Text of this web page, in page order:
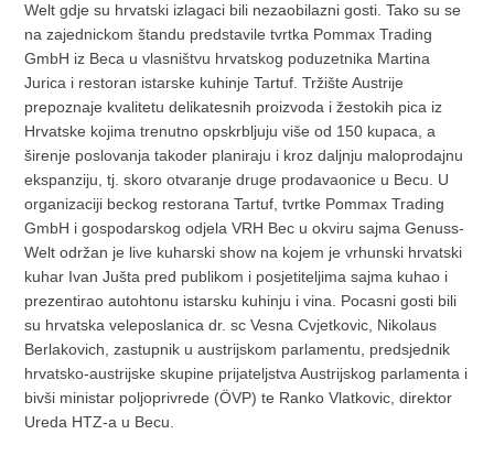
Welt gdje su hrvatski izlagaci bili nezaobilazni gosti. Tako su se
na zajednickom štandu predstavile tvrtka Pommax Trading
GmbH iz Beca u vlasništvu hrvatskog poduzetnika Martina
Jurica i restoran istarske kuhinje Tartuf. Tržište Austrije
prepoznaje kvalitetu delikatesnih proizvoda i žestokih pica iz
Hrvatske kojima trenutno opskrbljuju više od 150 kupaca, a
širenje poslovanja takoder planiraju i kroz daljnju maloprodajnu
ekspanziju, tj. skoro otvaranje druge prodavaonice u Becu. U
organizaciji beckog restorana Tartuf, tvrtke Pommax Trading
GmbH i gospodarskog odjela VRH Bec u okviru sajma Genuss-
Welt održan je live kuharski show na kojem je vrhunski hrvatski
kuhar Ivan Jušta pred publikom i posjetiteljima sajma kuhao i
prezentirao autohtonu istarsku kuhinju i vina. Pocasni gosti bili
su hrvatska veleposlanica dr. sc Vesna Cvjetkovic, Nikolaus
Berlakovich, zastupnik u austrijskom parlamentu, predsjednik
hrvatsko-austrijske skupine prijateljstva Austrijskog parlamenta i
bivši ministar poljoprivrede (ÖVP) te Ranko Vlatkovic, direktor
Ureda HTZ-a u Becu.